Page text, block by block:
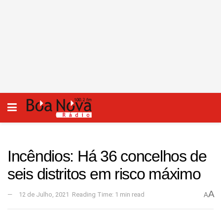
Incêndios: Há 36 concelhos de
seis distritos em risco máximo
12 de Julho, 2021 Reading Time: 1 min read AA